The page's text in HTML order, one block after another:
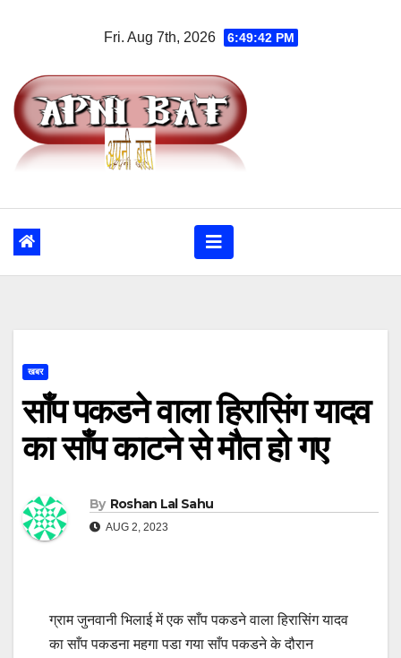
Fri. Aug 7th, 2026 6:49:43 PM
खबर
साँप पकडने वाला हिरासिंग यादव
का साँप काटने से मौत हो गए
By Roshan Lal Sahu
AUG 2, 2023
ग्राम जुनवानी भिलाई में एक साँप पकडने वाला हिरासिंग यादव
का साँप पकडना महगा पडा गया साँप पकडने के दौरान